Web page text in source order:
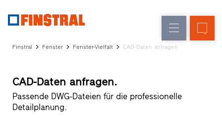
Glaswände
Partner-
Programm
Händlersuche
Finstral Fenster Fenster-Vielfalt CAD-Daten anfragen
CAD-Daten anfragen.
Passende DWG-Dateien für die professionelle
Detailplanung.